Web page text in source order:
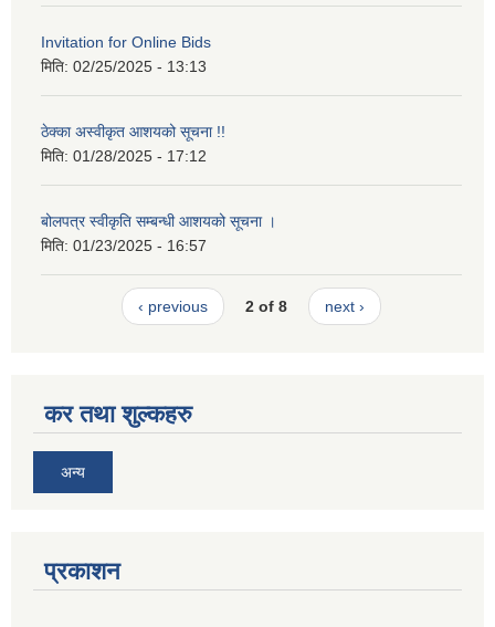
Invitation for Online Bids
मिति: 02/25/2025 - 13:13
ठेक्का अस्वीकृत आशयको सूचना !!
मिति: 01/28/2025 - 17:12
बोलपत्र स्वीकृति सम्बन्धी आशयको सूचना ।
मिति: 01/23/2025 - 16:57
‹ previous 2 of 8 next ›
कर तथा शुल्कहरु
अन्य
प्रकाशन